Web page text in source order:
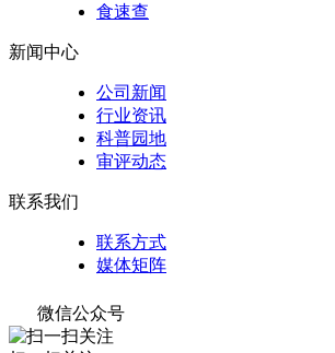
食速查
新闻中心
公司新闻
行业资讯
科普园地
审评动态
联系我们
联系方式
媒体矩阵
微信公众号